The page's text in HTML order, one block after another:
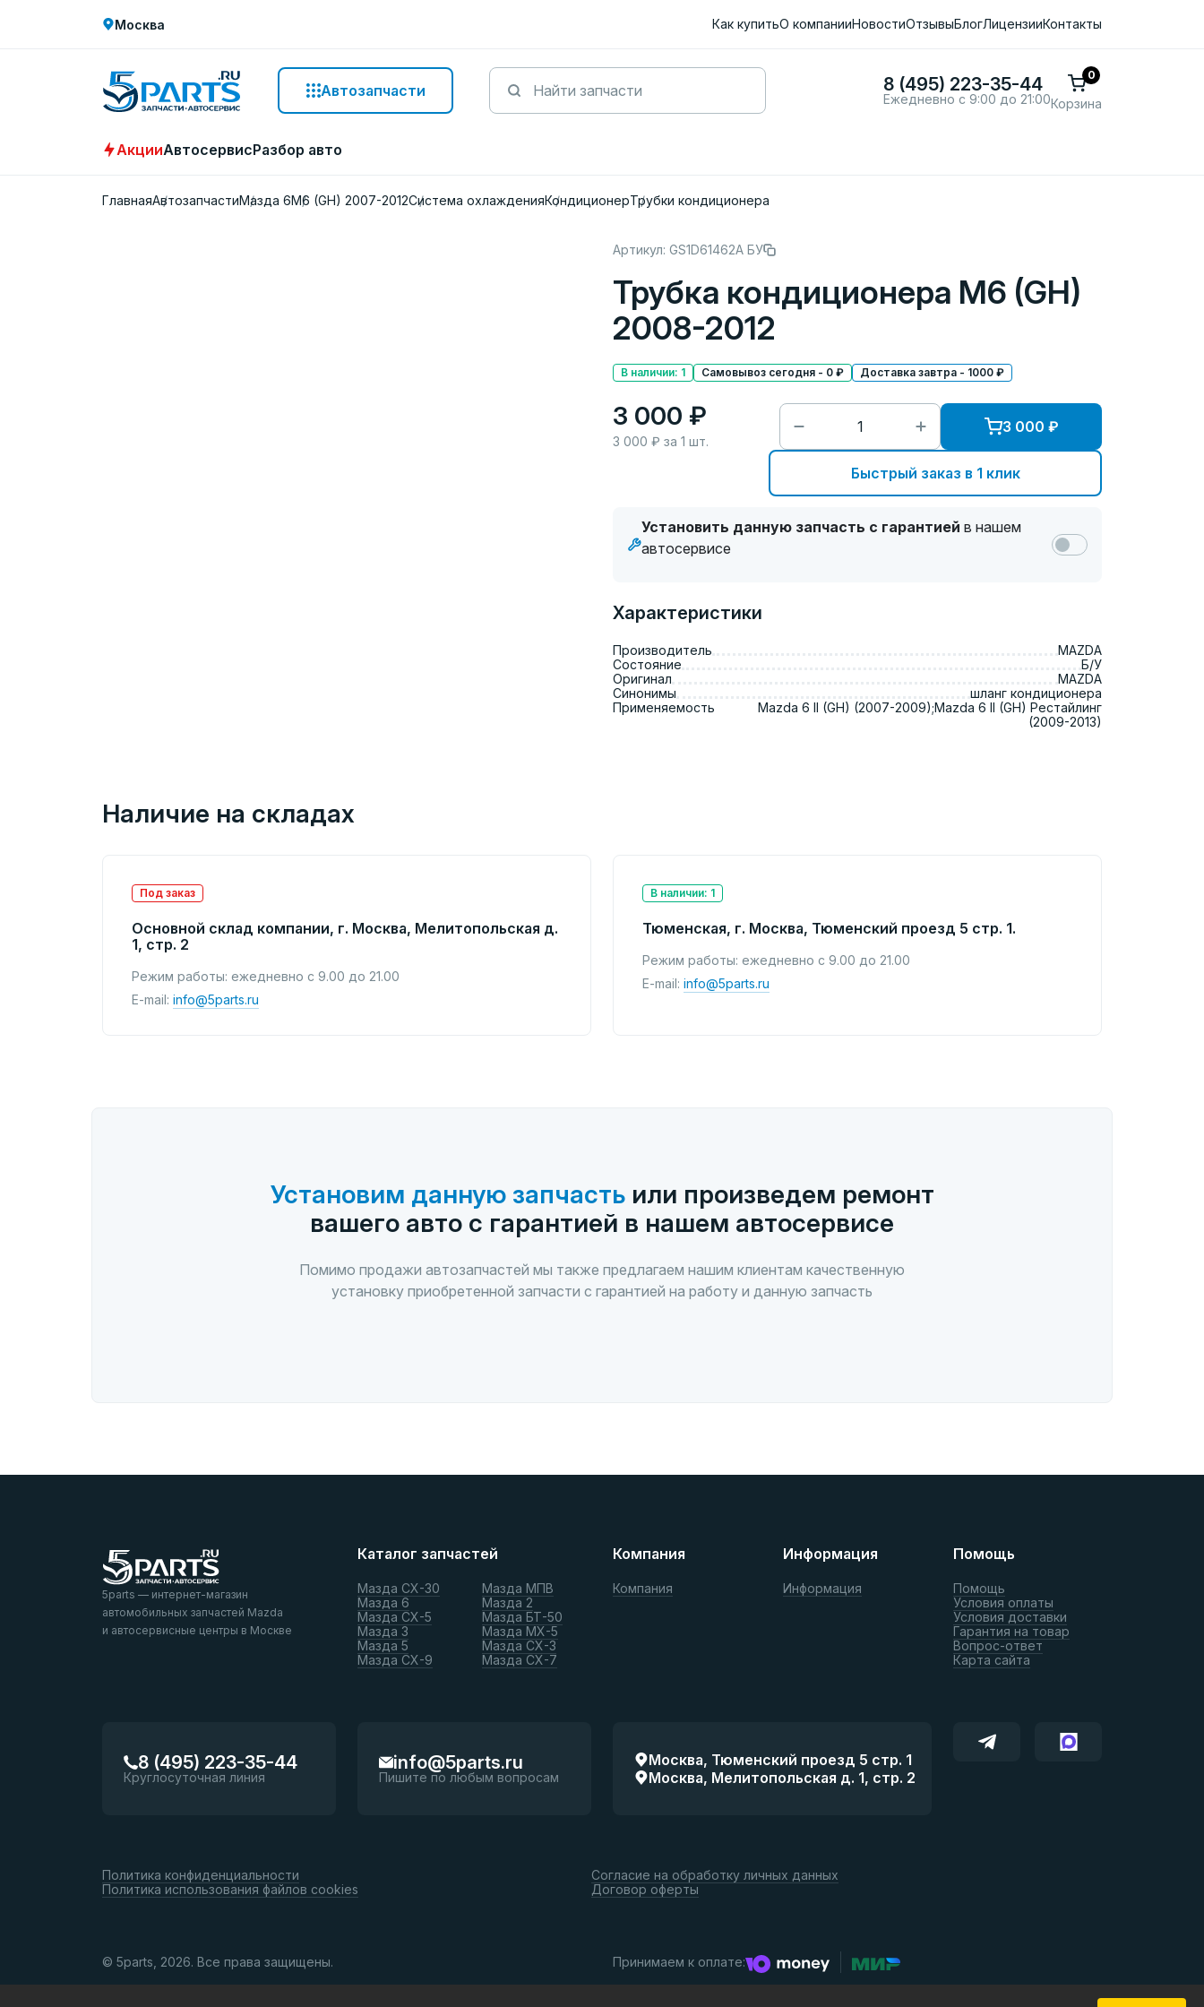
Москва Как купитьО компанииНовостиОтзывыБлогЛицензииКонтакты
Автозапчасти 8 (495) 223-35-44
Ежедневно с 9:00 до 21:00Корзина
0
АкцииАвтосервисРазбор авто
ГлавнаяАвтозапчастиМазда 6M6 (GH) 2007-2012Система охлажденияКондиционерТрубки кондиционера
Артикул: GS1D61462A БУ
Трубка кондиционера M6 (GH)
2008-2012
В наличии: 1 Самовывоз сегодня - 0 ₽ Доставка завтра - 1000 ₽
3 000 ₽
3 000 ₽ за 1 шт.
Быстрый заказ в 1 клик
3 000 ₽
Установить данную запчасть с гарантией в нашем
автосервисе
Характеристики
Производитель
MAZDA
Состояние
Б/У
Оригинал
MAZDA
Синонимы
шланг кондиционера
Применяемость
Mazda 6 II (GH) (2007-2009);Mazda 6 II (GH) Рестайлинг
(2009-2013)
Наличие на складах
Под заказ
Основной склад компании, г. Москва, Мелитопольская д.
1, стр. 2
Режим работы: ежедневно с 9.00 до 21.00
E-mail: info@5parts.ru
В наличии: 1
Тюменская, г. Москва, Тюменский проезд 5 стр. 1.
Режим работы: ежедневно с 9.00 до 21.00
E-mail: info@5parts.ru
Установим данную запчастьили произведем ремонт
вашего авто с гарантией в нашем автосервисе
Помимо продажи автозапчастей мы также предлагаем нашим клиентам качественную
установку приобретенной запчасти с гарантией на работу и данную запчасть
5parts — интернет-магазин
автомобильных запчастей Mazda
и автосервисные центры в Москве
Каталог запчастей
Мазда СХ-30
Мазда 6
Мазда СХ-5
Мазда 3
Мазда 5
Мазда СХ-9
Мазда МПВ
Мазда 2
Мазда БТ-50
Мазда МХ-5
Мазда СХ-3
Мазда СХ-7
Компания
Компания
Информация
Информация
Помощь
Помощь
Условия оплаты
Условия доставки
Гарантия на товар
Вопрос-ответ
Карта сайта
8 (495) 223-35-44
Круглосуточная линия
info@5parts.ru
Пишите по любым вопросам
Москва, Тюменский проезд 5 стр. 1
Москва, Мелитопольская д. 1, стр. 2
Политика конфиденциальности
Согласие на обработку личных данных
Политика использования файлов cookies
Договор оферты
Принимаем к оплате:
© 5parts, 2026. Все права защищены.